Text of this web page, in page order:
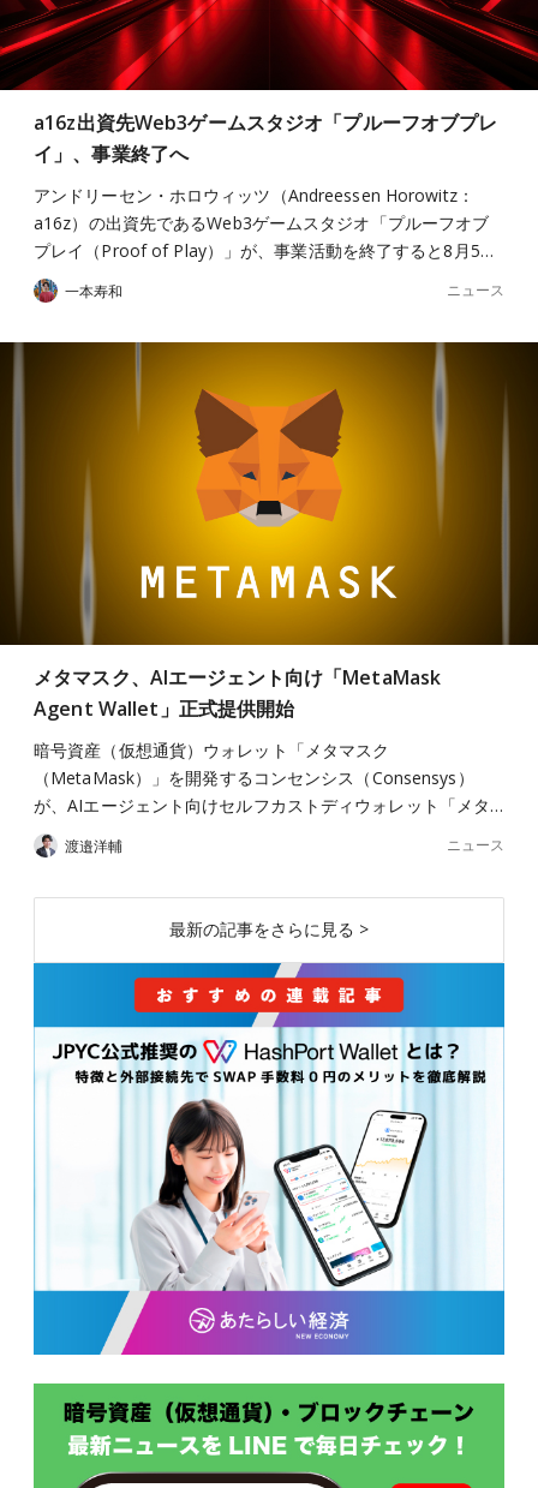
a16z出資先Web3ゲームスタジオ「プルーフオブプレ
イ」、事業終了へ
アンドリーセン・ホロウィッツ（Andreessen Horowitz：
a16z）の出資先であるWeb3ゲームスタジオ「プルーフオブ
プレイ（Proof of Play）」が、事業活動を終了すると8月5…
一本寿和 ニュース
メタマスク、AIエージェント向け「MetaMask
Agent Wallet」正式提供開始
暗号資産（仮想通貨）ウォレット「メタマスク
（MetaMask）」を開発するコンセンシス（Consensys）
が、AIエージェント向けセルフカストディウォレット「メタ…
渡邉洋輔 ニュース
最新の記事をさらに見る >